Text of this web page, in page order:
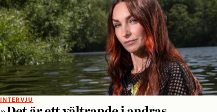
INTERVJU